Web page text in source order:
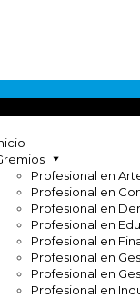
Profesional en
Profesional en
Profesional en
Profesional en
Profesional en
Profesional en
Profesional en
Profesional en